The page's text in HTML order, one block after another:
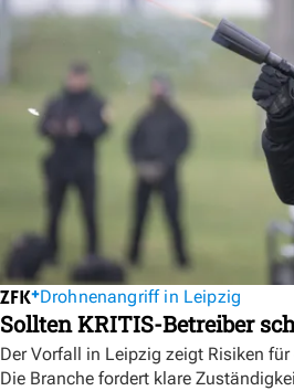
Drohnenangriff in Leipzig
Sollten KRITIS-Betreiber
Der Vorfall in Leipzig zeigt Risiken
Die Branche fordert klare